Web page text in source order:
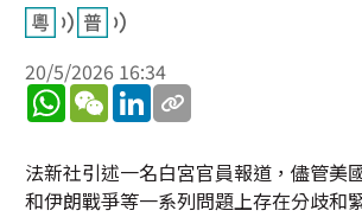
20/5/2026 16:34
WhatsApp
WeChatLinkedIn
法新社引述一名白宮官員報道，儘管美
和伊朗戰爭等一系列問題上存在分歧和